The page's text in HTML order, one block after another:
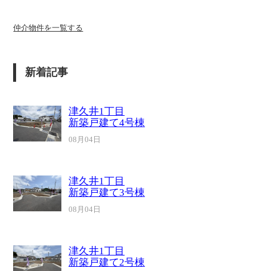
仲介物件を一覧する
新着記事
津久井1丁目
新築戸建て4号棟
08月04日
津久井1丁目
新築戸建て3号棟
08月04日
津久井1丁目
新築戸建て2号棟